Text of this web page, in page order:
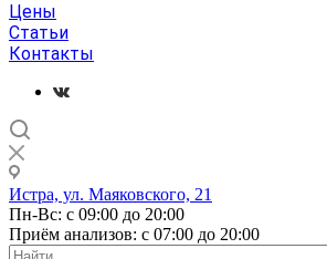
Цены
Статьи
Контакты
Истра, ул. Маяковского, 21
Пн-Вс: с 09:00 до 20:00
Приём анализов: с 07:00 до 20:00